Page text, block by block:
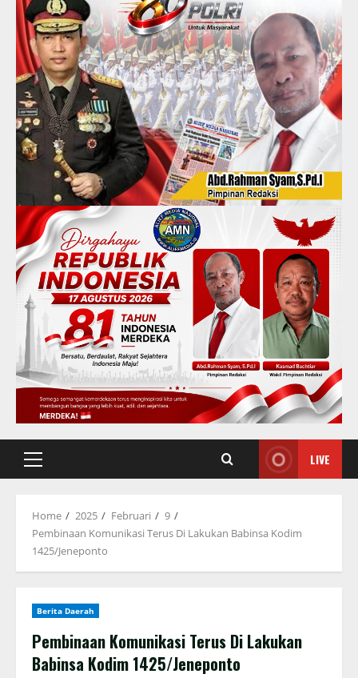
Primary
LIVE
Home 2025 Februari
9
Pembinaan Komunikasi Terus Di Lakukan Babinsa Kodim
1425/Jeneponto
Berita Daerah
Pembinaan Komunikasi Terus Di Lakukan
Babinsa Kodim 1425/Jeneponto